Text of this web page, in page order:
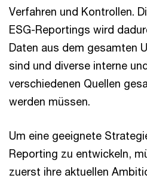
Verfahren und Kontrollen.
ESG-Reportings wird
Daten aus dem gesamten
sind und diverse interne
verschiedenen Quellen
werden müssen.
Um eine geeignete
Reporting zu entwickeln,
zuerst ihre aktuellen